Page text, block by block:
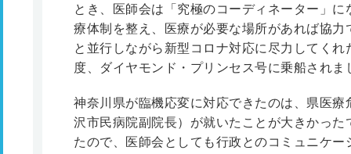
とき、医師会は「究極のコーディネーター」
療体制を整え、医療が必要な場所があれば協
と並行しながら新型コロナ対応に尽力してく
度、ダイヤモンド・プリンセス号に乗船されま
神奈川県が臨機応変に対応できたのは、県医
沢市民病院副院長）が就いたことが大きかっ
たので、医師会としても行政とのコミュニケ